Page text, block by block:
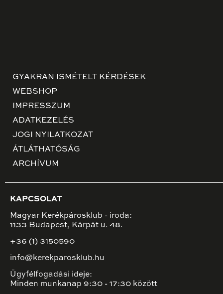
GYAKRAN ISMÉTELT KÉRDÉSEK
WEBSHOP
IMPRESSZUM
ADATKEZELÉS
JOGI NYILATKOZAT
ÁTLÁTHATÓSÁG
ARCHÍVUM
KAPCSOLAT
Magyar Kerékpárosklub - iroda:
1133 Budapest, Kárpát u. 48.
+36 (1) 3150590
info@kerekparosklub.hu
Ügyfélfogadási ideje:
Minden munkanap 9:30 - 17:30 között